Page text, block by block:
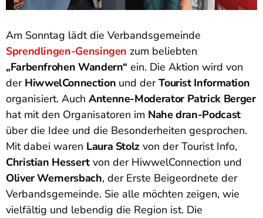
Am Sonntag lädt die Verbandsgemeinde
Sprendlingen-Gensingen zum beliebten
„Farbenfrohen Wandern“ ein. Die Aktion wird von
der HiwwelConnection und derTourist Information
organisiert. Auch Antenne-Moderator Patrick Berger
hat mit den Organisatoren im Nahe dran-Podcast
über die Idee und die Besonderheiten gesprochen.
Mit dabei waren Laura Stolz von der Tourist Info,
Christian Hessertvon der HiwwelConnection und
Oliver Wernersbach, der Erste Beigeordnete der
Verbandsgemeinde. Sie alle möchten zeigen, wie
vielfältig und lebendig die Region ist. Die